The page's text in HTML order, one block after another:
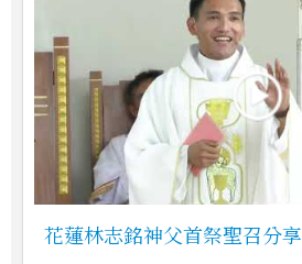
花蓮林志銘神父首祭聖召分享